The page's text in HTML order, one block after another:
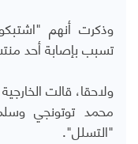
وذكرت أنهم
تسبب بإصابة أحد منتسبيها وفرار 2
ولاحقا، قالت
محمد توتونجي
"التسلل".